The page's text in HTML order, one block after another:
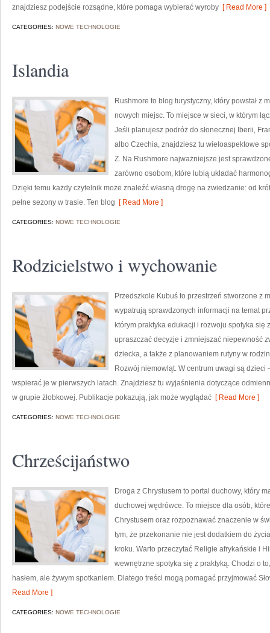
znajdziesz podejście rozsądne, które pomaga wybierać wyroby [ Read More ]
CATEGORIES: NOWE TECHNOLOGIE
Islandia
Rushmore to blog turystyczny, który powstał
nowych miejsc. To miejsce w sieci, w którym
Jeśli planujesz podróż do słonecznej Iberii,
albo Czechia, znajdziesz tu wieloaspektowe
Z. Na Rushmore najważniejsze jest
zarówno osobom, które lubią układać
Dzięki temu każdy czytelnik może znaleźć własną drogę na zwiedzanie: od
pełne sezony w trasie. Ten blog [ Read More ]
CATEGORIES: NOWE TECHNOLOGIE
Rodzicielstwo i wychowanie
Przedszkole Kubuś to przestrzeń stworzone z
wypatrują sprawdzonych informacji na temat
którym praktyka edukacji i rozwoju spotyka się
upraszczać decyzje i zmniejszać niepewność
dziecka, a także z planowaniem rutyny w
Rozwój niemowląt. W centrum uwagi są
wspierać je w pierwszych latach. Znajdziesz tu wyjaśnienia dotyczące
w grupie żłobkowej. Publikacje pokazują, jak może wyglądać [ Read More ]
CATEGORIES: NOWE TECHNOLOGIE
Chrześcijaństwo
Droga z Chrystusem to portal duchowy, który
duchowej wędrówce. To miejsce dla osób,
Chrystusem oraz rozpoznawać znaczenie w
tym, że przekonanie nie jest dodatkiem do
kroku. Warto przeczytać Religie afrykańskie i
wewnętrzne spotyka się z praktyką. Chodzi o
hasłem, ale żywym spotkaniem. Dlatego treści mogą pomagać przyjmować
Read More ]
CATEGORIES: NOWE TECHNOLOGIE